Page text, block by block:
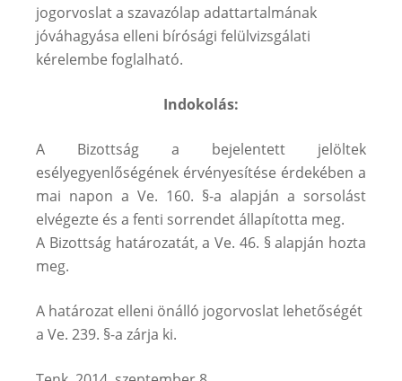
jogorvoslat a szavazólap adattartalmának
jóváhagyása elleni bírósági felülvizsgálati
kérelembe foglalható.
Indokolás:
A Bizottság a bejelentett jelöltek
esélyegyenlőségének érvényesítése érdekében a
mai napon a Ve. 160. §-a alapján a sorsolást
elvégezte és a fenti sorrendet állapította meg.
A Bizottság határozatát, a Ve. 46. § alapján hozta
meg.
A határozat elleni önálló jogorvoslat lehetőségét
a Ve. 239. §-a zárja ki.